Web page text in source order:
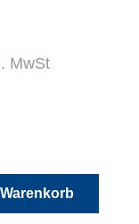
MwSt